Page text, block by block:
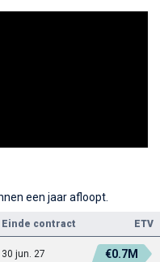
een jaar afloopt.
Einde contract
ETV
30 jun. 27 €0.7M